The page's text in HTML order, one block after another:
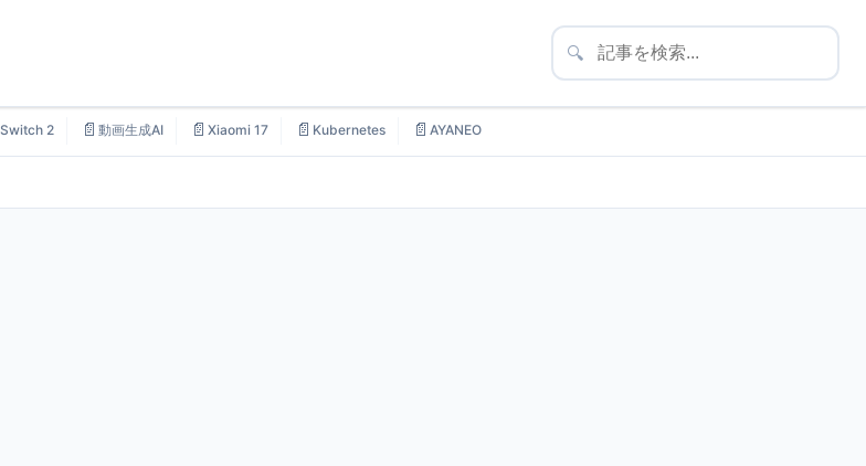
🔍
Switch 2 📄 動画生成AI 📄 Xiaomi 17 📄 Kubernetes 📄 AYANEO